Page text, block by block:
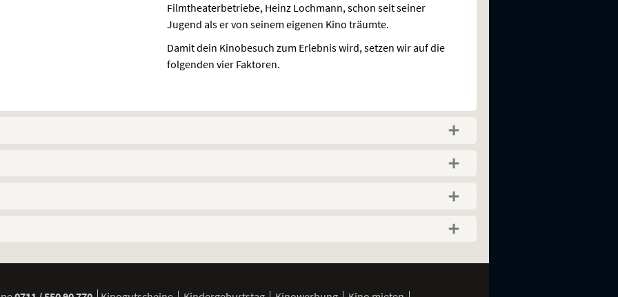
Filmtheaterbetriebe, Heinz Lochmann, schon seit seiner
Jugend als er von seinem eigenen Kino träumte.
Damit dein Kinobesuch zum Erlebnis wird, setzen wir auf die
folgenden vier Faktoren.